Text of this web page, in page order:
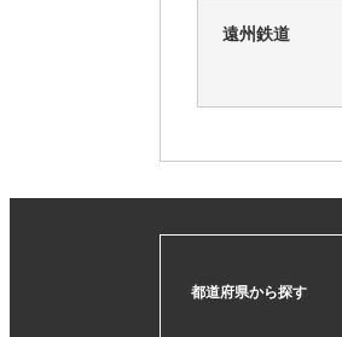
遠州鉄道
都道府県から探す